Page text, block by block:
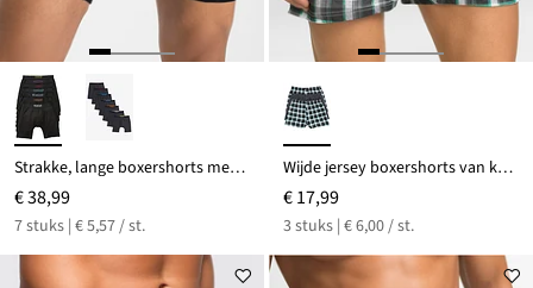
Strakke, lange boxershorts met katoen (set van 7)
€ 38,99
7 stuks | € 5,57 / st.
Wijde jersey boxershorts van katoen (set van 3)
€ 17,99
3 stuks | € 6,00 / st.